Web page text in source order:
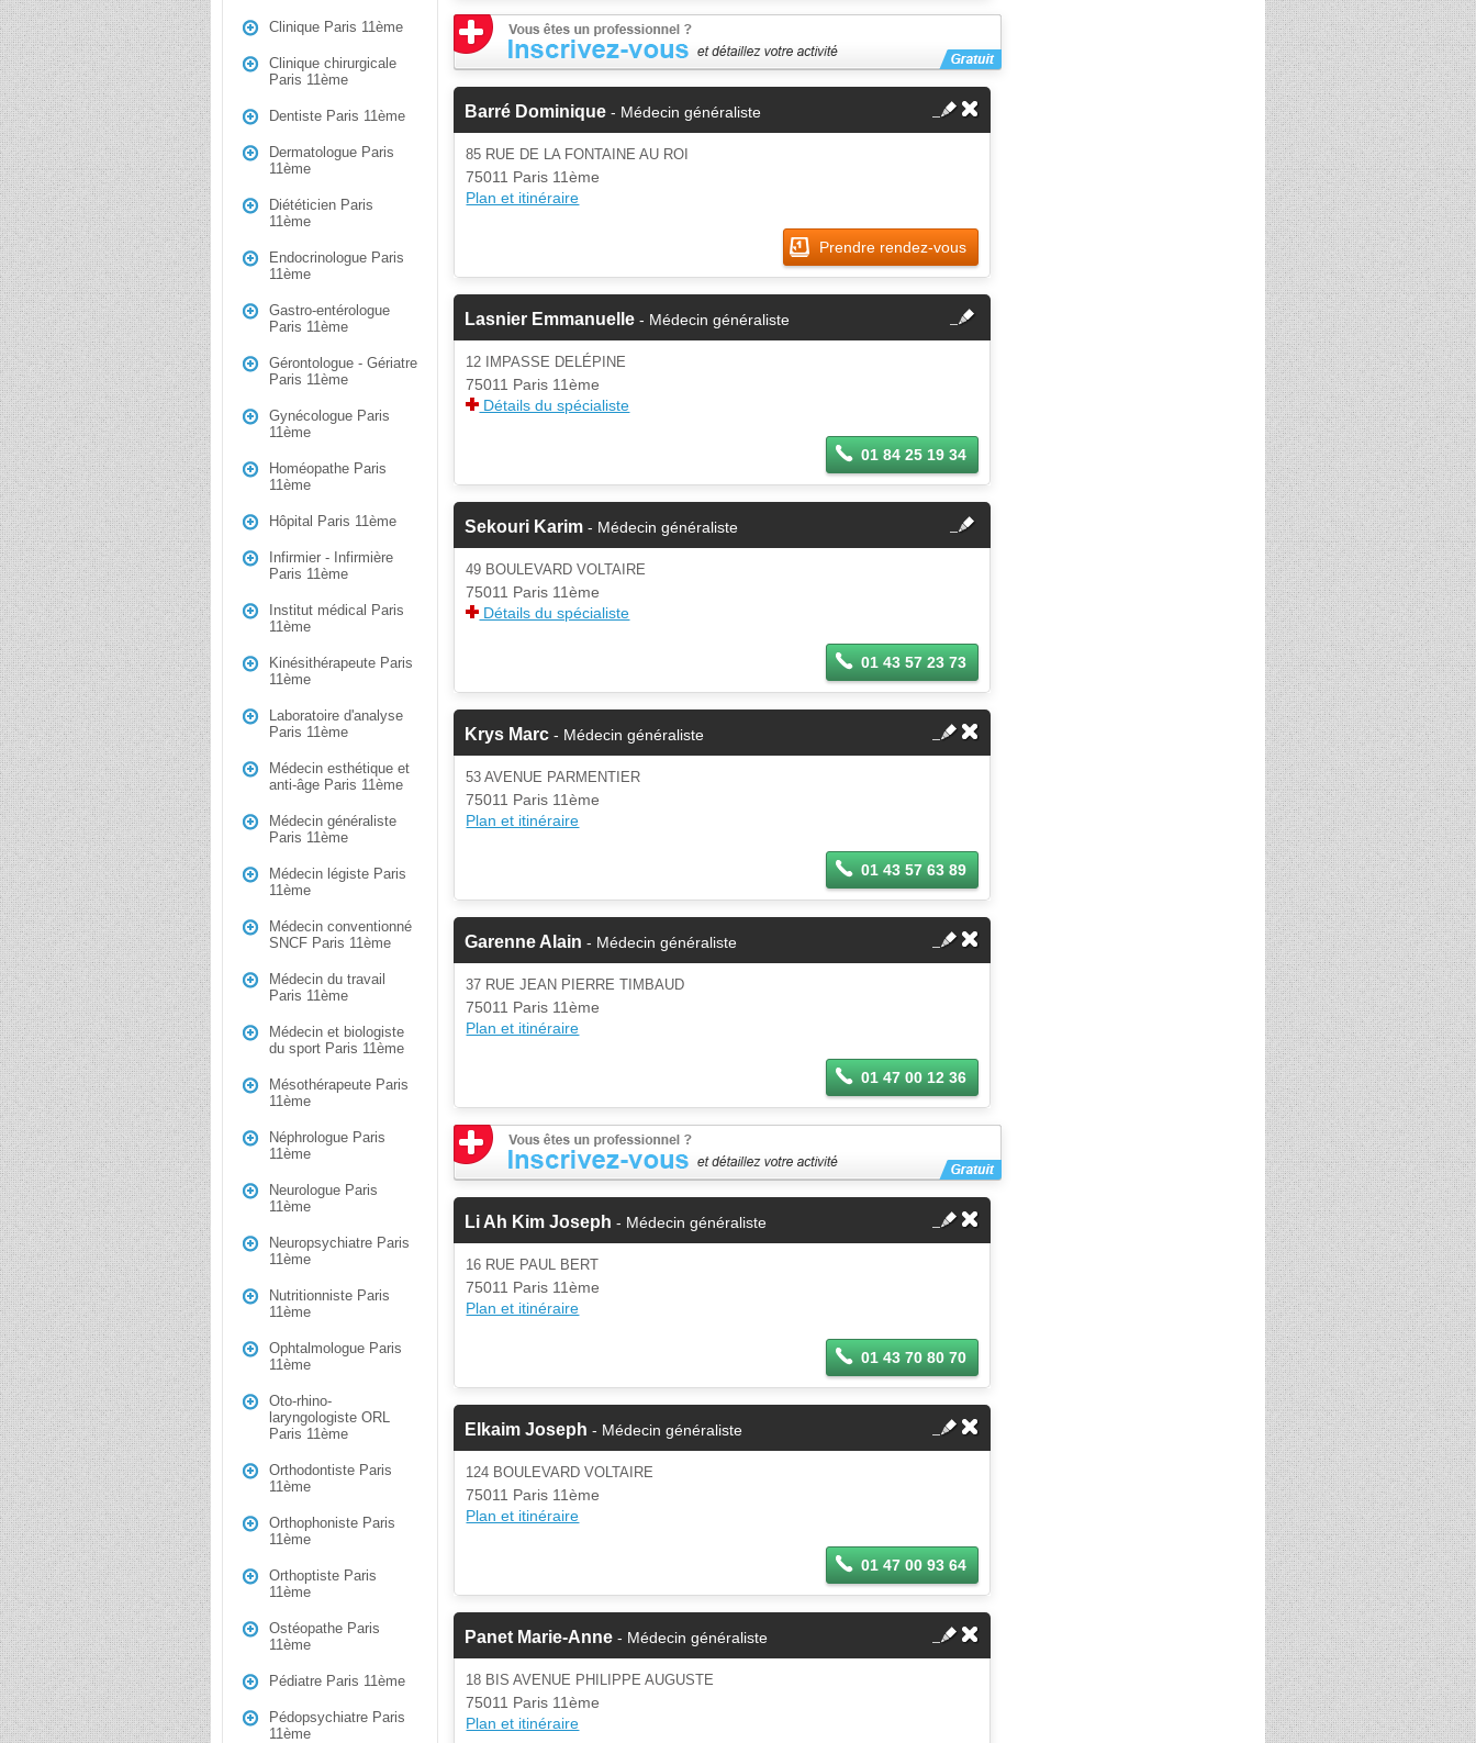
Clinique Paris 11ème
Clinique chirurgicale
Paris 11ème
Dentiste Paris 11ème
Dermatologue Paris
11ème
Diététicien Paris
11ème
Endocrinologue Paris
11ème
Gastro-entérologue
Paris 11ème
Gérontologue - Gériatre
Paris 11ème
Gynécologue Paris
11ème
Homéopathe Paris
11ème
Hôpital Paris 11ème
Infirmier - Infirmière
Paris 11ème
Institut médical Paris
11ème
Kinésithérapeute Paris
11ème
Laboratoire d'analyse
Paris 11ème
Médecin esthétique et
anti-âge Paris 11ème
Médecin généraliste
Paris 11ème
Médecin légiste Paris
11ème
Médecin conventionné
SNCF Paris 11ème
Médecin du travail
Paris 11ème
Médecin et biologiste
du sport Paris 11ème
Mésothérapeute Paris
11ème
Néphrologue Paris
11ème
Neurologue Paris
11ème
Neuropsychiatre Paris
11ème
Nutritionniste Paris
11ème
Ophtalmologue Paris
11ème
Oto-rhino-
laryngologiste ORL
Paris 11ème
Orthodontiste Paris
11ème
Orthophoniste Paris
11ème
Orthoptiste Paris
11ème
Ostéopathe Paris
11ème
Pédiatre Paris 11ème
Pédopsychiatre Paris
11ème
Barré Dominique - Médecin généraliste
85 RUE DE LA FONTAINE AU ROI
75011 Paris 11ème
Plan et itinéraire
Prendre rendez-vous
Lasnier Emmanuelle - Médecin généraliste fermer
Cette fiche est la propriété
d'un membre.
Si vous êtes ce membre, mettez à
jour ces informations sur votre
12 IMPASSE DELÉPINE
75011 Paris 11ème
Détails du spécialiste
01 84 25 19 34
Sekouri Karim - Médecin généraliste fermer
Cette fiche est la propriété
d'un membre.
Si vous êtes ce membre, mettez à
jour ces informations sur votre
49 BOULEVARD VOLTAIRE
75011 Paris 11ème
Détails du spécialiste
01 43 57 23 73
Krys Marc - Médecin généraliste
53 AVENUE PARMENTIER
75011 Paris 11ème
Plan et itinéraire
01 43 57 63 89
Garenne Alain - Médecin généraliste
37 RUE JEAN PIERRE TIMBAUD
75011 Paris 11ème
Plan et itinéraire
01 47 00 12 36
Li Ah Kim Joseph - Médecin généraliste
16 RUE PAUL BERT
75011 Paris 11ème
Plan et itinéraire
01 43 70 80 70
Elkaim Joseph - Médecin généraliste
124 BOULEVARD VOLTAIRE
75011 Paris 11ème
Plan et itinéraire
01 47 00 93 64
Panet Marie-Anne - Médecin généraliste
18 BIS AVENUE PHILIPPE AUGUSTE
75011 Paris 11ème
Plan et itinéraire